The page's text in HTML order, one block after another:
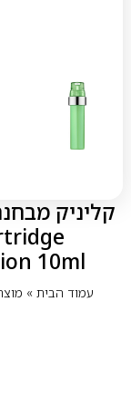
10ml
עמוד הבית»